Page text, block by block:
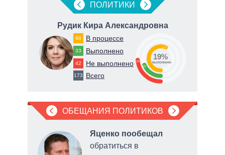
ПОЛИТИКИ
Рудик Кира Александровна
98 В процессе
33 Выполнено
42 Не выполнено
173 Всего
24
19
57
19%
выполнено
ОБЕЩАНИЯ ПОЛИТИКОВ
Яценко пообещал
обратиться в